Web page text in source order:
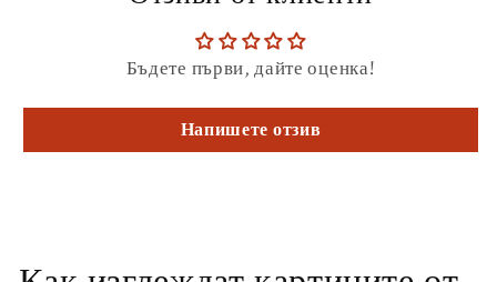
Бъдете първи, дайте оценка!
Напишете отзив